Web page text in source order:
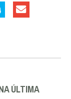
ÚLTIMA